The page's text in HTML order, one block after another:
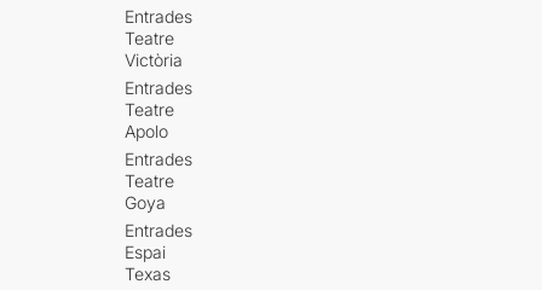
Entrades
Teatre
Victòria
Entrades
Teatre
Apolo
Entrades
Teatre
Goya
Entrades
Espai
Texas